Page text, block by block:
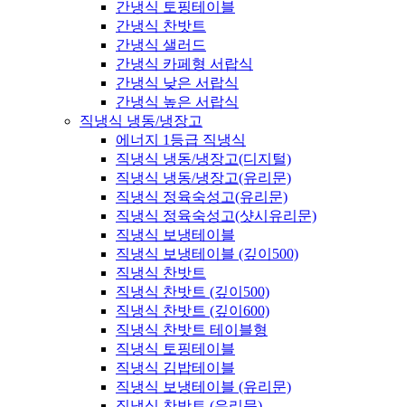
간냉식 토핑테이블
간냉식 찬밧트
간냉식 샐러드
간냉식 카페형 서랍식
간냉식 낮은 서랍식
간냉식 높은 서랍식
직냉식 냉동/냉장고
에너지 1등급 직냉식
직냉식 냉동/냉장고(디지털)
직냉식 냉동/냉장고(유리문)
직냉식 정육숙성고(유리문)
직냉식 정육숙성고(샷시유리문)
직냉식 보냉테이블
직냉식 보냉테이블 (깊이500)
직냉식 찬밧트
직냉식 찬밧트 (깊이500)
직냉식 찬밧트 (깊이600)
직냉식 찬밧트 테이블형
직냉식 토핑테이블
직냉식 김밥테이블
직냉식 보냉테이블 (유리문)